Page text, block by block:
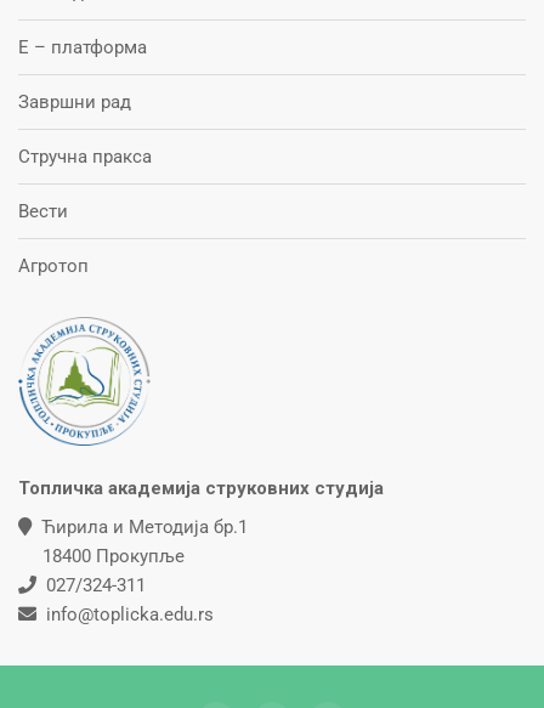
Е – платформа
Завршни рад
Стручна пракса
Вести
Агротоп
Топличка академија струковних студија
Ћирилa и Методијa бр.1
18400 Прокупље
027/324-311
info@toplicka.edu.rs